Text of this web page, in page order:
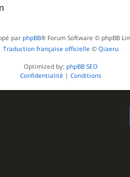
par phpBB® Forum Software © phpBB
Traduction française officielle © Qiaeru
Optimized by: phpBB SEO
Confidentialité | Conditions